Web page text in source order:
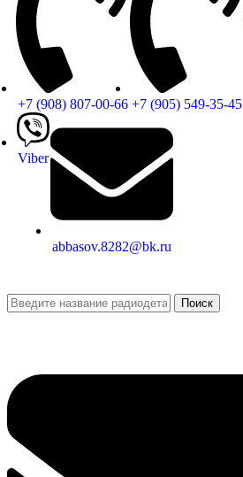
+7 (908) 807-00-66 +7 (905) 549-35-45
Viber
abbasov.8282@bk.ru
Поиск